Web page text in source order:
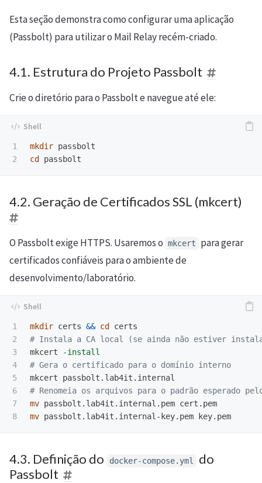
Esta seção demonstra como configurar uma aplicação
(Passbolt) para utilizar o Mail Relay recém-criado.
4.1. Estrutura do Projeto Passbolt
Crie o diretório para o Passbolt e navegue até ele:
1
mkdir
cd
4.2. Geração de Certificados SSL (mkcert)
O Passbolt exige HTTPS. Usaremos o mkcert
para gerar
certificados confiáveis para o ambiente de
desenvolvimento/laboratório.
1
2
3
4
5
6
7
mkdir certs && cd
# Instala a CA local (se ainda não estiver
mkcert
-install
# Gera o certificado para o domínio interno
# Renomeia os arquivos para o padrão esperado
mv
mv
4.3. Definição do docker-compose.yml
do
Passbolt